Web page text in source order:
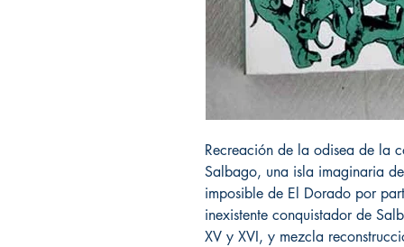
Recreación de la odisea de la
Salbago, una isla imaginaria
imposible de El Dorado por
inexistente conquistador de
XV y XVI, y mezcla